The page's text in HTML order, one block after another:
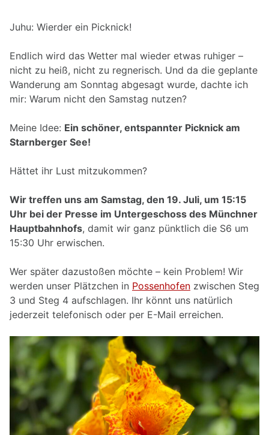
Juhu: Wierder ein Picknick!
Endlich wird das Wetter mal wieder etwas ruhiger –
nicht zu heiß, nicht zu regnerisch. Und da die geplante
Wanderung am Sonntag abgesagt wurde, dachte ich
mir: Warum nicht den Samstag nutzen?
Meine Idee: Ein schöner, entspannter Picknick am
Starnberger See!
Hättet ihr Lust mitzukommen?
Wir treffen uns am Samstag, den 19. Juli, um 15:15
Uhr bei der Presse im Untergeschoss des Münchner
Hauptbahnhofs, damit wir ganz pünktlich die S6 um
15:30 Uhr erwischen.
Wer später dazustoßen möchte – kein Problem! Wir
werden unser Plätzchen in Possenhofen zwischen Steg
3 und Steg 4 aufschlagen. Ihr könnt uns natürlich
jederzeit telefonisch oder per E-Mail erreichen.